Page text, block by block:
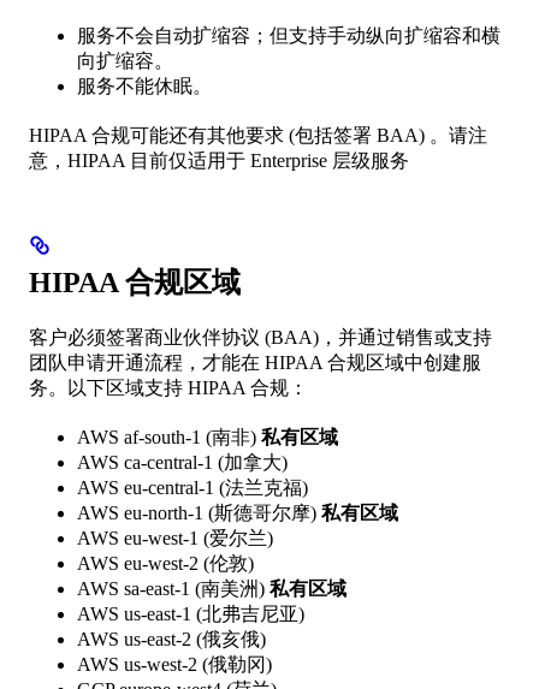
服务不会自动扩缩容；但支持手动纵向扩缩容和横
向扩缩容。
服务不能休眠。
HIPAA 合规可能还有其他要求 (包括签署 BAA) 。请注
意，HIPAA 目前仅适用于 Enterprise 层级服务
HIPAA 合规区域
客户必须签署商业伙伴协议 (BAA)，并通过销售或支持
团队申请开通流程，才能在 HIPAA 合规区域中创建服
务。以下区域支持 HIPAA 合规：
AWS af-south-1 (南非) 私有区域
AWS ca-central-1 (加拿大)
AWS eu-central-1 (法兰克福)
AWS eu-north-1 (斯德哥尔摩) 私有区域
AWS eu-west-1 (爱尔兰)
AWS eu-west-2 (伦敦)
AWS sa-east-1 (南美洲) 私有区域
AWS us-east-1 (北弗吉尼亚)
AWS us-east-2 (俄亥俄)
AWS us-west-2 (俄勒冈)